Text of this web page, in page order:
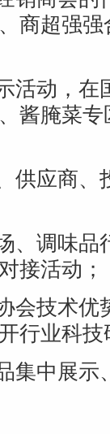
商超强
活动，在
酱腌菜
供应商、
、调味品
接活动；
会技术优
行业科
集中展示